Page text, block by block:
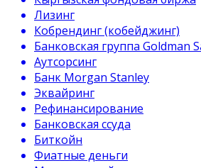
Лизинг
Кобрендинг (кобейджинг)
Банковская группа Goldman
Аутсорсинг
Банк Morgan Stanley
Эквайринг
Рефинансирование
Банковская ссуда
Биткойн
Фиатные деньги